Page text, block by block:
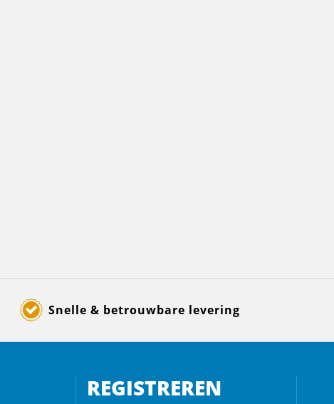
Snelle & betrouwbare levering
REGISTREREN